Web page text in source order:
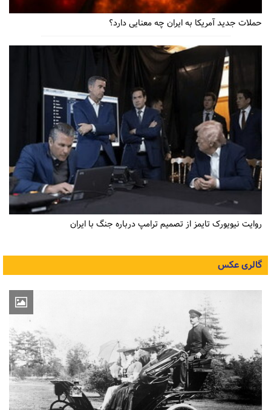
حملات جدید آمریکا به ایران چه معنایی دارد؟
روایت نیویورک تایمز از تصمیم ترامپ درباره جنگ با ایران
گالری عکس